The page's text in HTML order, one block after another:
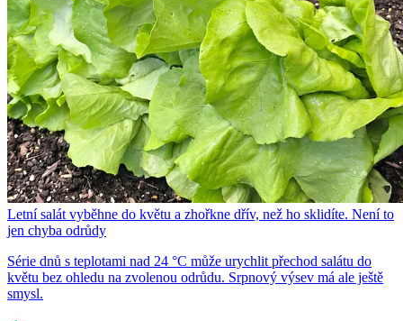
Letní salát vyběhne do květu a zhořkne dřív, než ho sklidíte. Není to
jen chyba odrůdy
Série dnů s teplotami nad 24 °C může urychlit přechod salátu do
květu bez ohledu na zvolenou odrůdu. Srpnový výsev má ale ještě
smysl.